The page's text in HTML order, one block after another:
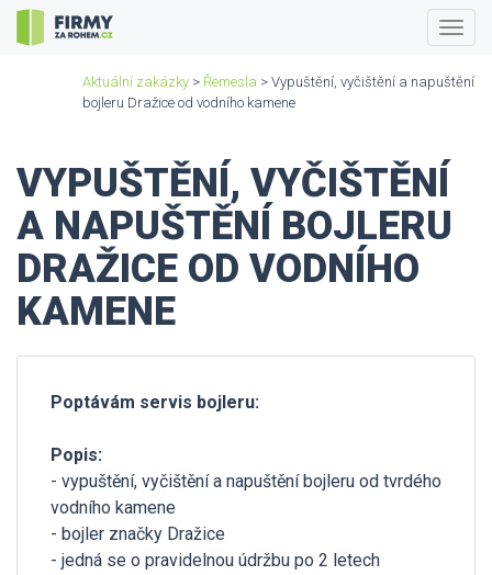
Aktuální zakázky > Řemesla > Vypuštění, vyčištění a napuštění
bojleru Dražice od vodního kamene
VYPUŠTĚNÍ, VYČIŠTĚNÍ
A NAPUŠTĚNÍ BOJLERU
DRAŽICE OD VODNÍHO
KAMENE
Poptávám servis bojleru:
Popis:
- vypuštění, vyčištění a napuštění bojleru od tvrdého
vodního kamene
- bojler značky Dražice
- jedná se o pravidelnou údržbu po 2 letech